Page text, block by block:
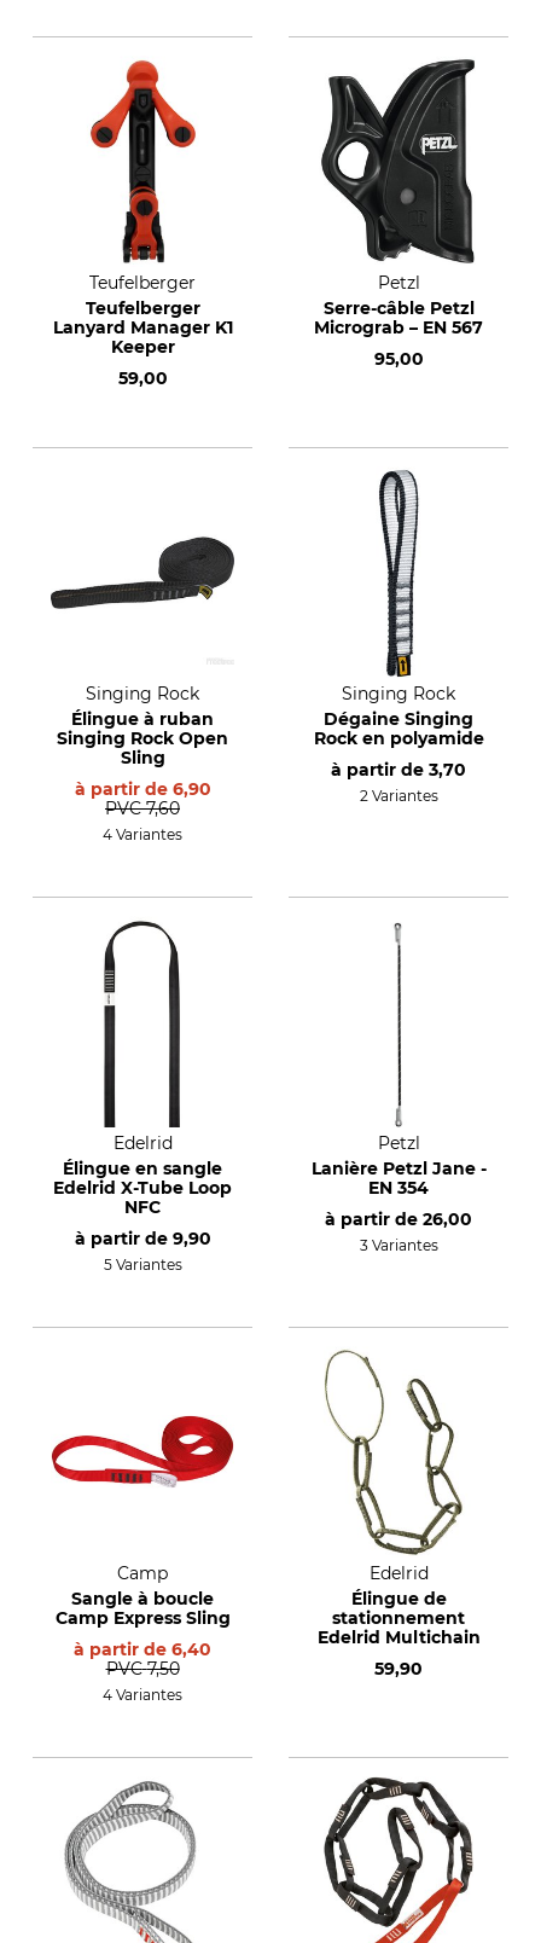
Teufelberger
Teufelberger
Lanyard Manager K1
Keeper
59,00
Petzl
Serre-câble Petzl
Micrograb – EN 567
95,00
Singing Rock
Élingue à ruban
Singing Rock Open
Sling
à partir de 6,90
PVC 7,60
4 Variantes
Singing Rock
Dégaine Singing
Rock en polyamide
à partir de 3,70
2 Variantes
Edelrid
Élingue en sangle
Edelrid X-Tube Loop
NFC
à partir de 9,90
5 Variantes
Petzl
Lanière Petzl Jane -
EN 354
à partir de 26,00
3 Variantes
Camp
Sangle à boucle
Camp Express Sling
à partir de 6,40
PVC 7,50
4 Variantes
Edelrid
Élingue de
stationnement
Edelrid Multichain
59,90